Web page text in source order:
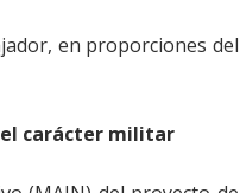
en proporciones del
el carácter militar